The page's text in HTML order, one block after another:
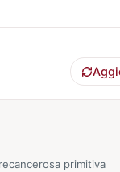
primitiva